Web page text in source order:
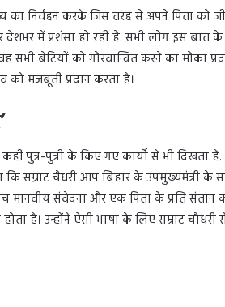
निर्वहन करके जिस तरह से अपने पिता को
में प्रशंसा हो रही है. सभी लोग इस बात
बेटियों को गौरवान्वित करने का मौका
मजबूती प्रदान करता है।
पुत्री के किए गए कार्यों से भी दिखता है.
सम्राट चैधरी आप बिहार के उपमुख्यमंत्री के
मानवीय संवेदना और एक पिता के प्रति
है। उन्होंने ऐसी भाषा के लिए सम्राट